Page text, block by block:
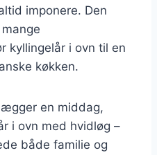
imponere. Den
kyllingelår i ovn til en
køkken.
en middag,
i ovn med hvidløg –
både familie og